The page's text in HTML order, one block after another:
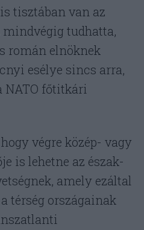
tisztában van az
tudhatta,
román elnöknek
esélye sincs arra,
NATO főtitkári
végre közép- vagy
is lehetne az észak-
amely ezáltal
térség országainak